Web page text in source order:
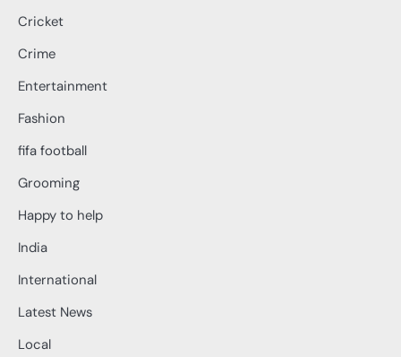
Cricket
Crime
Entertainment
Fashion
fifa football
Grooming
Happy to help
India
International
Latest News
Local